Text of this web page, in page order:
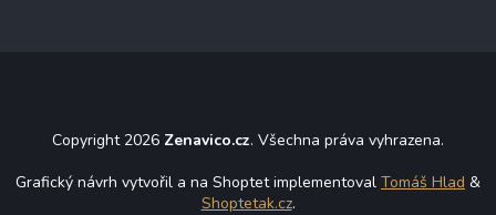
Copyright 2026 Zenavico.cz. Všechna práva vyhrazena.
Grafický návrh vytvořil a na Shoptet implementoval Tomáš Hlad &
Shoptetak.cz.